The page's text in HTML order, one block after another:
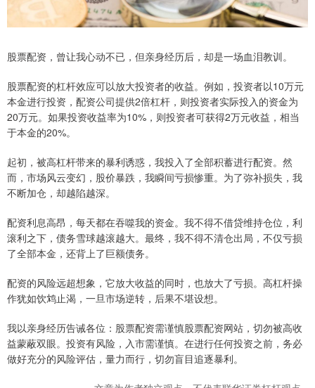
股票配资，曾让我心动不已，但亲身经历后，却是一场血泪教训。
股票配资的杠杆效应可以放大投资者的收益。例如，投资者以10万元
本金进行投资，配资公司提供2倍杠杆，则投资者实际投入的资金为
20万元。如果投资收益率为10%，则投资者可获得2万元收益，相当
于本金的20%。
起初，被高杠杆带来的暴利诱惑，我投入了全部积蓄进行配资。然
而，市场风云变幻，股价暴跌，我瞬间亏损惨重。为了弥补损失，我
不断加仓，却越陷越深。
配资利息高昂，每天都在吞噬我的资金。我不得不借贷维持仓位，利
滚利之下，债务雪球越滚越大。最终，我不得不清仓出局，不仅亏损
了全部本金，还背上了巨额债务。
配资的风险远超想象，它放大收益的同时，也放大了亏损。高杠杆操
作犹如饮鸩止渴，一旦市场逆转，后果不堪设想。
我以亲身经历告诫各位：股票配资需谨慎股票配资网站，切勿被高收
益蒙蔽双眼。投资有风险，入市需谨慎。在进行任何投资之前，务必
做好充分的风险评估，量力而行，切勿盲目追逐暴利。